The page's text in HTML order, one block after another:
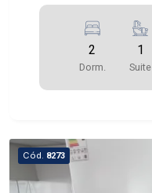
2
Dorm.
1
Suite
Cód. 8273